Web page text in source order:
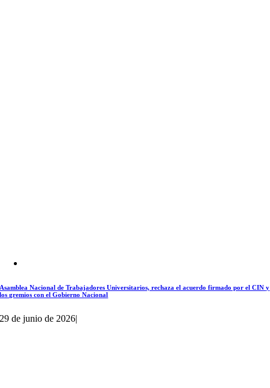
Asamblea Nacional de Trabajadores Universitarios, rechaza el acuerdo firmado por el CIN y
los gremios con el Gobierno Nacional
29 de junio de 2026|